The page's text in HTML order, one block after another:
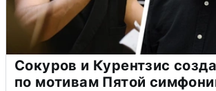
Сокуров и Курентзис
по мотивам Пятой